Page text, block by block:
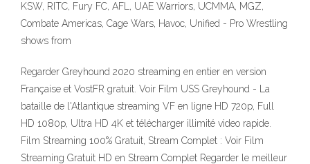
KSW, RITC, Fury FC, AFL, UAE Warriors, UCMMA, MGZ,
Combate Americas, Cage Wars, Havoc, Unified - Pro Wrestling
shows from
Regarder Greyhound 2020 streaming en entier en version
Française et VostFR gratuit. Voir Film USS Greyhound - La
bataille de l'Atlantique streaming VF en ligne HD 720p, Full
HD 1080p, Ultra HD 4K et télécharger illimité video rapide.
Film Streaming 100% Gratuit, Stream Complet : Voir Film
Streaming Gratuit HD en Stream Complet Regarder le meilleur